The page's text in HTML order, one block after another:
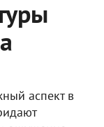
аспект в